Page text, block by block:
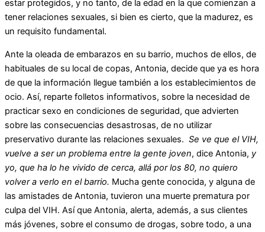
estar protegidos, y no tanto, de la edad en la que comienzan a
tener relaciones sexuales, si bien es cierto, que la madurez, es
un requisito fundamental.
Ante la oleada de embarazos en su barrio, muchos de ellos, de
habituales de su local de copas, Antonia, decide que ya es hora
de que la información llegue también a los establecimientos de
ocio. Así, reparte folletos informativos, sobre la necesidad de
practicar sexo en condiciones de seguridad, que advierten
sobre las consecuencias desastrosas, de no utilizar
preservativo durante las relaciones sexuales. Se ve que el VIH,
vuelve a ser un problema entre la gente joven, dice Antonia, y
yo, que ha lo he vivido de cerca, allá por los 80, no quiero
volver a verlo en el barrio. Mucha gente conocida, y alguna de
las amistades de Antonia, tuvieron una muerte prematura por
culpa del VIH. Así que Antonia, alerta, además, a sus clientes
más jóvenes, sobre el consumo de drogas, sobre todo, a una